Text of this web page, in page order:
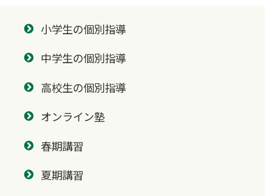
小学生の個別指導
中学生の個別指導
高校生の個別指導
オンライン塾
春期講習
夏期講習